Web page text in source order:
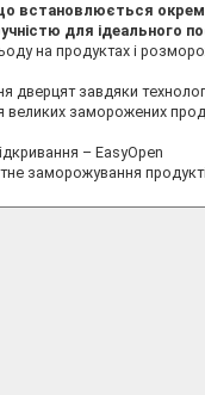
встановлюється
для ідеального
на продуктах і
дверцят завдяки
великих заморожених
– EasyOpen
заморожування